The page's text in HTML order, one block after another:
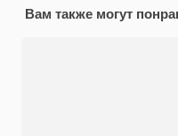
Вам также могут